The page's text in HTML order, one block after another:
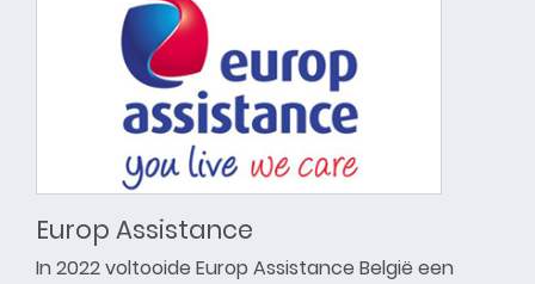
Europ Assistance
In 2022 voltooide Europ Assistance België een